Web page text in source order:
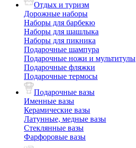
Отдых и туризм
Дорожные наборы
Наборы для барбекю
Наборы для шашлыка
Наборы для пикника
Подарочные шампура
Подарочные ножи и мультитулы
Подарочные фляжки
Подарочные термосы
Подарочные вазы
Именные вазы
Керамические вазы
Латунные, медные вазы
Стеклянные вазы
Фарфоровые вазы